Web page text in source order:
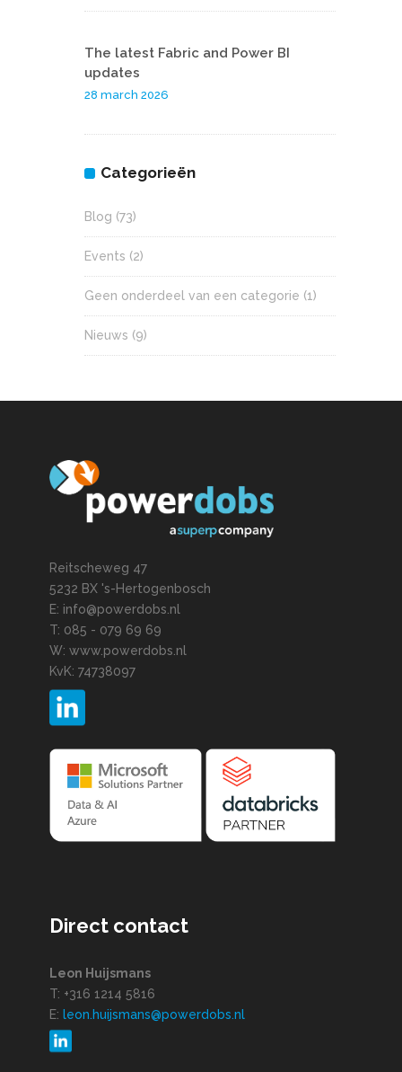
The latest Fabric and Power BI
updates
28 march 2026
Categorieën
Blog (73)
Events (2)
Geen onderdeel van een categorie (1)
Nieuws (9)
Reitscheweg 47
5232 BX 's-Hertogenbosch
E: info@powerdobs.nl
T: 085 - 079 69 69
W: www.powerdobs.nl
KvK: 74738097
Direct contact
Leon Huijsmans
T: +316 1214 5816
E: leon.huijsmans@powerdobs.nl